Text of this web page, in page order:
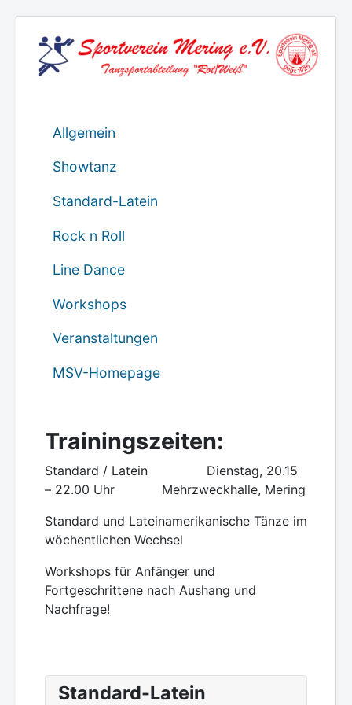
Allgemein
Showtanz
Standard-Latein
Rock n Roll
Line Dance
Workshops
Veranstaltungen
MSV-Homepage
Standard-Latein
Trainingszeiten:
Standard / Latein Dienstag, 20.15
– 22.00 Uhr Mehrzweckhalle, Mering
Standard und Lateinamerikanische Tänze im
wöchentlichen Wechsel
Workshops für Anfänger und
Fortgeschrittene nach Aushang und
Nachfrage!